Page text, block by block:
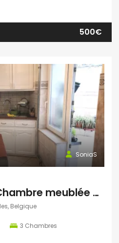
500€
SoniaS
Ixelles Flagey – Chambre meublée – Douche et lavabo privé
Belgique
3 Chambres